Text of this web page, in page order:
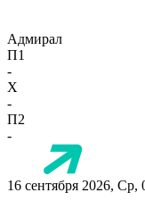
Адмирал
П1
-
X
-
П2
-
16 сентября 2026, Ср,